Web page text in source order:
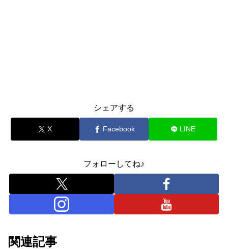
シェアする
X Facebook LINE
フォローしてね♪
関連記事